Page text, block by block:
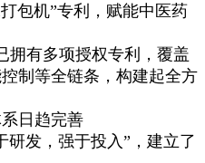
包机”专利，赋能中医药
拥有多项授权专利，覆盖
制等全链条，构建起全方
日趋完善
研发，强于投入”，建立了